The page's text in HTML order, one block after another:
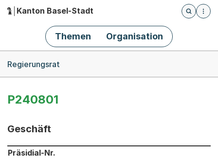
Hauptnavigation
Kanton Basel-Stadt
Öffnet
Themen Organisation
Regierungsrat
P240801
Geschäft
Informationen zum Ausgewählten Geschäft
Präsidial-Nr.